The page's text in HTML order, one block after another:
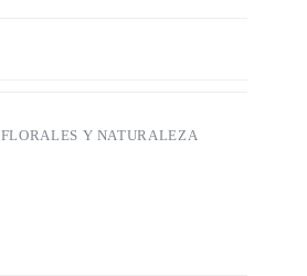
FLORALES Y NATURALEZA